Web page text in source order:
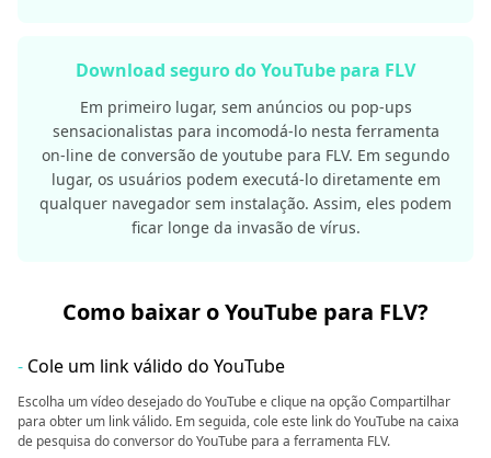
Download seguro do YouTube para FLV
Em primeiro lugar, sem anúncios ou pop-ups
sensacionalistas para incomodá-lo nesta ferramenta
on-line de conversão de youtube para FLV. Em segundo
lugar, os usuários podem executá-lo diretamente em
qualquer navegador sem instalação. Assim, eles podem
ficar longe da invasão de vírus.
Como baixar o YouTube para FLV?
- Cole um link válido do YouTube
Escolha um vídeo desejado do YouTube e clique na opção Compartilhar
para obter um link válido. Em seguida, cole este link do YouTube na caixa
de pesquisa do conversor do YouTube para a ferramenta FLV.